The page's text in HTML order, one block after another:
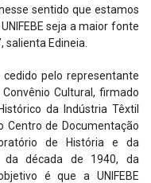
sentido que estamos
seja a maior fonte
salienta Edineia.
pelo representante
Cultural, firmado
da Indústria Têxtil
Centro de Documentação
de História e da
da década de 1940, da
é que a UNIFEBE